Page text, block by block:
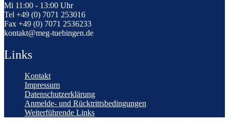
Mi 11:00 - 13:00 Uhr
Tel +49 (0) 7071 253016
Fax +49 (0) 7071 2536233
kontakt@meg-tuebingen.de
Links
Kontakt
Impressum
Datenschutzerklärung
Anmelde- und Rücktrittsbedingungen
Weiterführende Links